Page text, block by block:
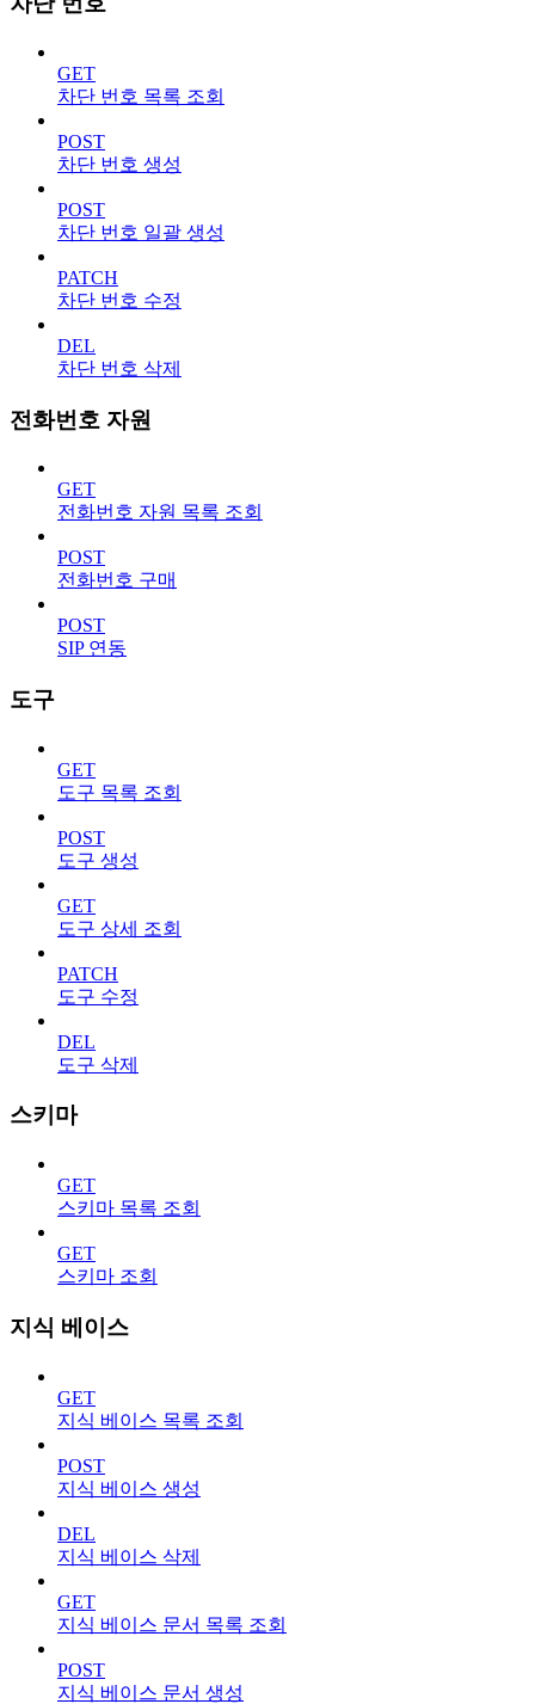
GET
차단 번호 목록 조회
POST
차단 번호 생성
POST
차단 번호 일괄 생성
PATCH
차단 번호 수정
DEL
차단 번호 삭제
전화번호 자원
GET
전화번호 자원 목록 조회
POST
전화번호 구매
POST
SIP 연동
도구
GET
도구 목록 조회
POST
도구 생성
GET
도구 상세 조회
PATCH
도구 수정
DEL
도구 삭제
스키마
GET
스키마 목록 조회
GET
스키마 조회
지식 베이스
GET
지식 베이스 목록 조회
POST
지식 베이스 생성
DEL
지식 베이스 삭제
GET
지식 베이스 문서 목록 조회
POST
지식 베이스 문서 생성